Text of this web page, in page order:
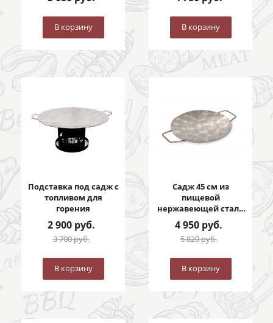
В корзину В корзину
Подставка под садж с
топливом для
горения
2 900руб.
3 700руб.
В корзину
Садж 45 см из
пищевой
нержавеющей стали
с коваными ручками
4 950руб.
5 820руб.
В корзину